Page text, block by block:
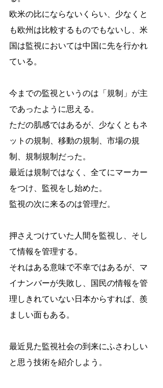
欧米の比にならないくらい、少なくと
も欧州は比較するものでもないし、米
国は監視においては中国に先を行かれ
ている。
今までの監視というのは「規制」が主
であったように思える。
ただの肌感ではあるが、少なくともネ
ットの規制、移動の規制、市場の規
制、規制規制だった。
最近は規制ではなく、全てにマーカー
をつけ、監視をし始めた。
監視の次に来るのは管理だ。
押さえつけていた人間を監視し、そし
て情報を管理する。
それはある意味で不幸ではあるが、マ
イナンバーが失敗し、国民の情報を管
理しきれていない日本からすれば、羨
ましい面もある。
最近見た監視社会の到来にふさわしい
と思う技術を紹介しよう。